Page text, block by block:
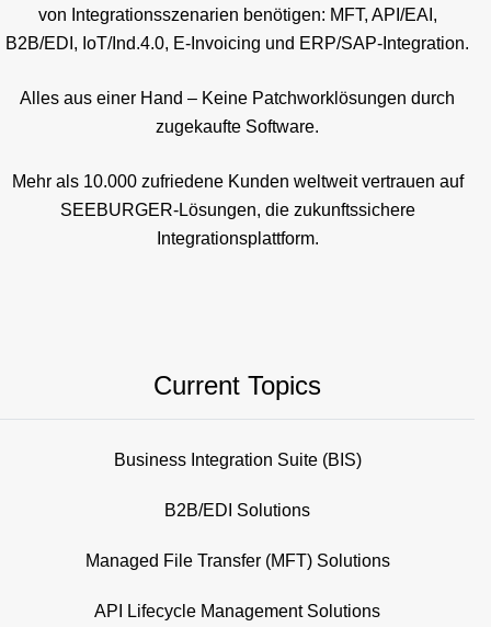
von Integrationsszenarien benötigen: MFT, API/EAI,
B2B/EDI, IoT/Ind.4.0, E-Invoicing und ERP/SAP-Integration.
Alles aus einer Hand – Keine Patchworklösungen durch
zugekaufte Software.
Mehr als 10.000 zufriedene Kunden weltweit vertrauen auf
SEEBURGER-Lösungen, die zukunftssichere
Integrationsplattform.
Current Topics
Business Integration Suite (BIS)
B2B/EDI Solutions
Managed File Transfer (MFT) Solutions
API Lifecycle Management Solutions